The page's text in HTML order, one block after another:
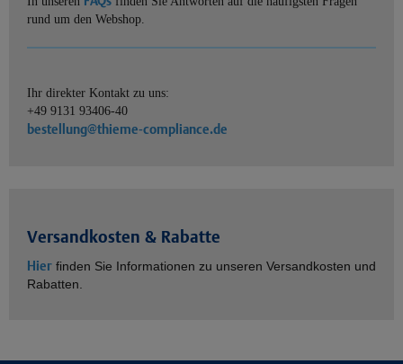
rund um den Webshop.
Ihr direkter Kontakt zu uns:
+49 9131 93406-40
bestellung@thieme-compliance.de
Versandkosten & Rabatte
Hier finden Sie Informationen zu unseren Versandkosten und
Rabatten.